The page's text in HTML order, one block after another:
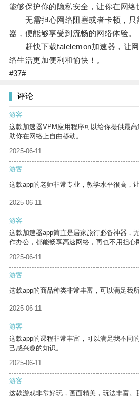
能够保护你的隐私安全，让你在网络
无需担心网络阻塞或者卡顿，只
器，便能够享受到流畅的网络体验。
赶快下载falelemon加速器，让网
络生活更加便利和愉快！。
#37#
评论
游客
这款加速器VPM应用程序可以给你提供最
助你在网络上自由移动。
2025-06-11
游客
这款app的老师非常专业，教学水平很高，
2025-06-11
游客
这款加速器app简直是居家旅行必备神器，
作办公，都能畅享高速网络，再也不用担心
2025-06-11
游客
这款app的商品种类非常丰富，可以满足我
2025-06-11
游客
这款app的课程非常丰富，可以满足我不同
己感兴趣的知识。
2025-06-11
游客
这款游戏非常好玩，画面精美，玩法丰富。